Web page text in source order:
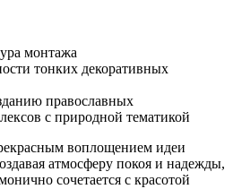
монтажа
тонких декоративных
православных
с природной тематикой
воплощением идеи
атмосферу покоя и надежды,
сочетается с красотой